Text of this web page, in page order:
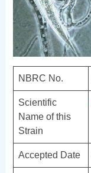
NBRC No.
Scientific
Name of this
Strain
Accepted Date